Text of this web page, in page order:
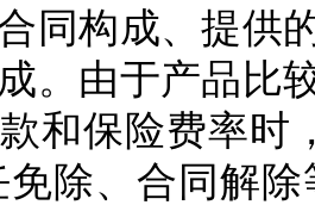
同构成、提供
。由于产品比
款和保险费率
除、合同解